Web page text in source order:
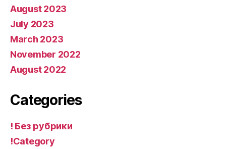
August 2023
July 2023
March 2023
November 2022
August 2022
Categories
! Без рубрики
!Category